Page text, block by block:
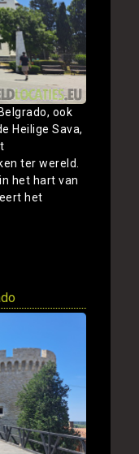
ook
Heilige Sava,
ter wereld.
het hart van
het